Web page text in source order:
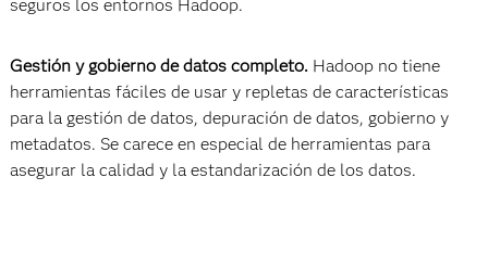
seguros los entornos Hadoop.
Gestión y gobierno de datos completo.Hadoop no tiene
herramientas fáciles de usar y repletas de características
para la gestión de datos, depuración de datos, gobierno y
metadatos. Se carece en especial de herramientas para
asegurar la calidad y la estandarización de los datos.